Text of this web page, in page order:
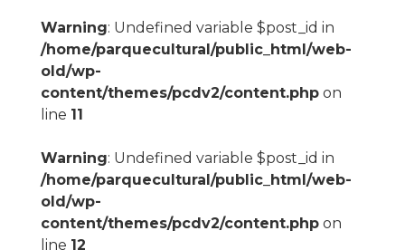
Warning: Undefined variable $post_id in
/home/parquecultural/public_html/web-
old/wp-
content/themes/pcdv2/content.phpon
line 11
Warning: Undefined variable $post_id in
/home/parquecultural/public_html/web-
old/wp-
content/themes/pcdv2/content.phpon
line 12